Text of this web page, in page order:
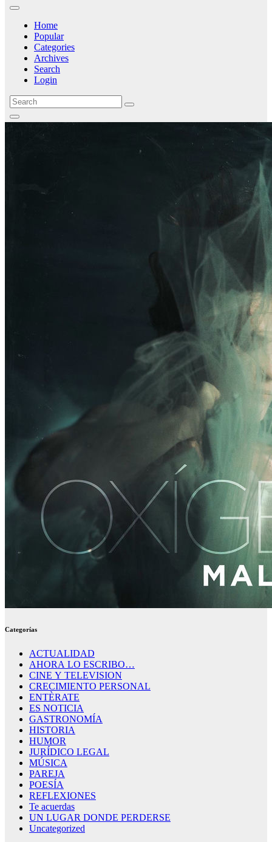
Categorías
ACTUALIDAD
AHORA LO ESCRIBO…
CINE Y TELEVISION
CRECIMIENTO PERSONAL
ENTÈRATE
ES NOTICIA
GASTRONOMÍA
HISTORIA
HUMOR
JURÍDICO LEGAL
MÚSICA
PAREJA
POESÍA
REFLEXIONES
Te acuerdas
UN LUGAR DONDE PERDERSE
Uncategorized